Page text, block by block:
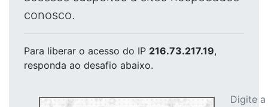
conosco.
Para liberar o acesso do IP 216.73.217.19,
responda ao desafio abaixo.
Digite